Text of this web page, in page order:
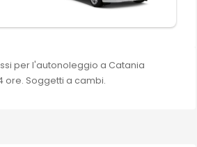
per l'autonoleggio a Catania
ore. Soggetti a cambi.